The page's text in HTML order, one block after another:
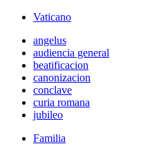
Vaticano
angelus
audiencia general
beatificacion
canonizacion
conclave
curia romana
jubileo
Familia